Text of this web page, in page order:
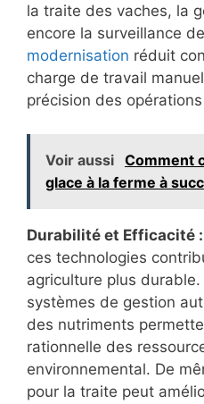
la traite des vaches, la
encore la surveillance
modernisation réduit
charge de travail
précision des
Voir aussi Comment
glace à la ferme à
Durabilité et Efficacité :
ces technologies
agriculture plus
systèmes de gestion
des nutriments
rationnelle des
environnemental. De
pour la traite peut